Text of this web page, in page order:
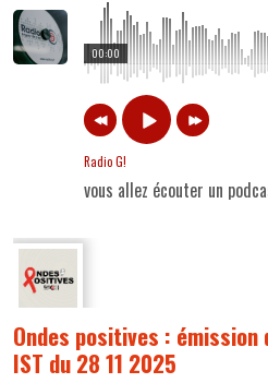
00:00
Radio G!
vous allez écouter un
Ondes positives : émission
IST du 28 11 2025